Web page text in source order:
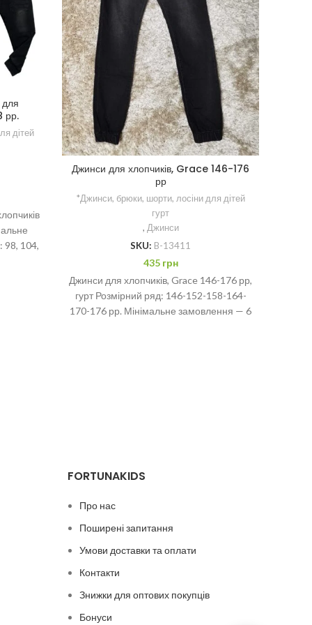
рр.
дітей
98, 104,
Джинси для хлопчиків, Grace 146-176
рр
*Джинси, брюки, шорти, лосіни для дітей
гурт
, Джинси
SKU: B-13411
435 грн
Джинси для хлопчиків, Grace 146-176 рр,
гурт Розмірний ряд: 146-152-158-164-
170-176 рр. Мінімальне замовлення — 6
FORTUNAKIDS
Про нас
Поширені запитання
Умови доставки та оплати
Контакти
Знижки для оптових покупців
Бонуси